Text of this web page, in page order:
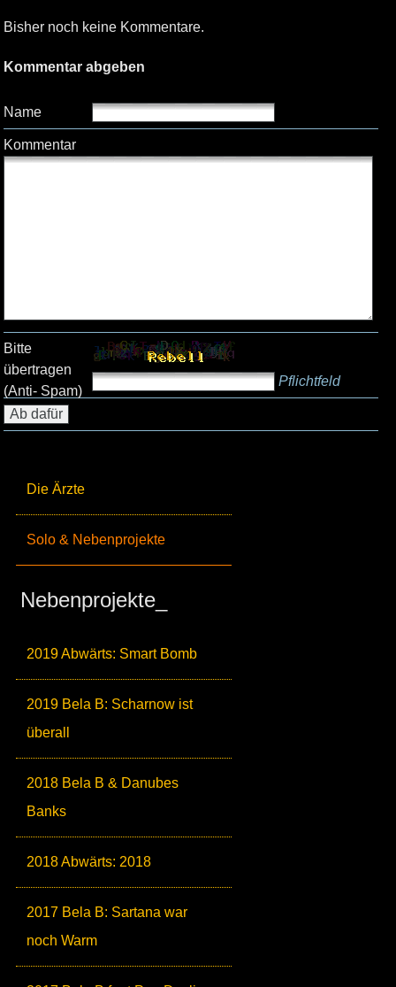
Die Ärzte
Solo & Nebenprojekte
Nebenprojekte_
2019 Abwärts: Smart Bomb
2019 Bela B: Scharnow ist
überall
2018 Bela B & Danubes
Banks
2018 Abwärts: 2018
2017 Bela B: Sartana war
noch Warm
Bisher noch keine Kommentare.
Kommentar abgeben
Name
Kommentar
Bitte
übertragen
(Anti- Spam)
Pflichtfeld